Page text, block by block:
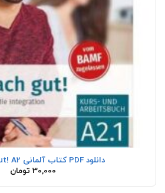
دانلود PDF کتاب آلمانی Einfach gut! A2
30,000 تومان